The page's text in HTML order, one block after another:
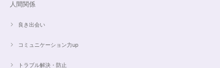
人間関係
良き出会い
コミュニケーション力up
トラブル解決・防止